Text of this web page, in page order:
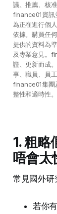
議、推薦、核
finance01資訊
為正在進行個
依據。購買任
提供的資料為
及專業意見。
證、更新而成
事、職員、員
finance01集團
整性和適時性。
1. 粗
唔會太
常見國外研
若你